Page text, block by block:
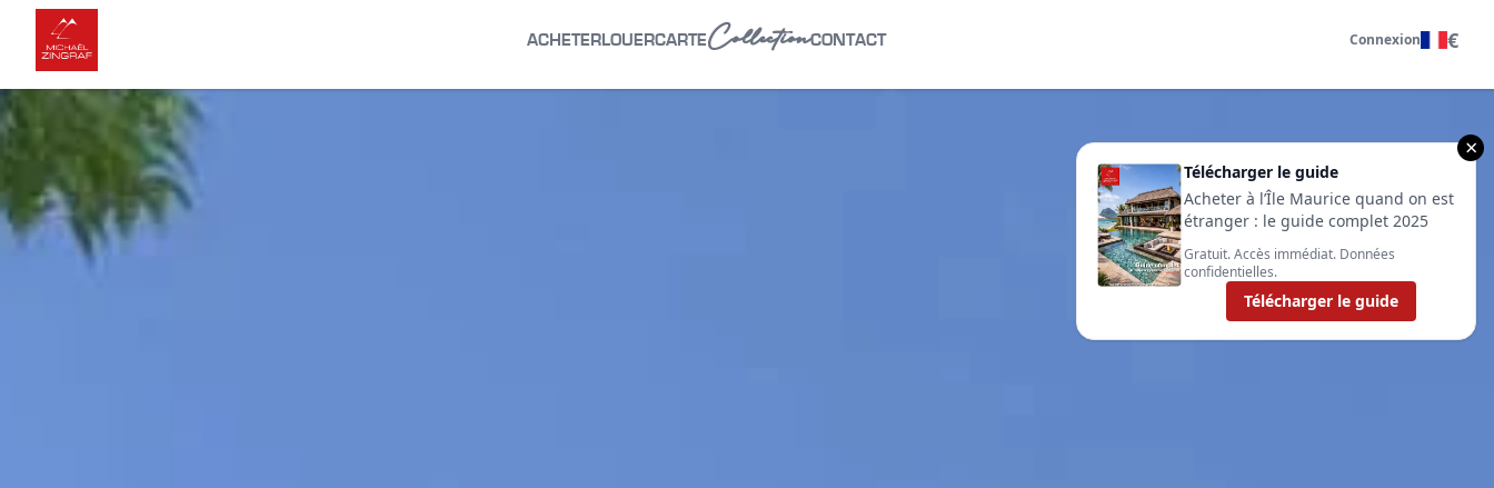
ACHETERLOUERCARTECollectionCONTACT Connexion €
×
Télécharger le guide
Acheter à l’Île Maurice quand on est
étranger : le guide complet 2025
Gratuit. Accès immédiat. Données
confidentielles.
Télécharger le guide